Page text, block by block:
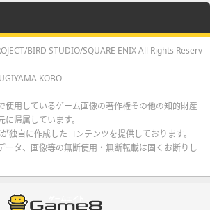
BIRD STUDIO/SQUARE ENIX All Rights Reserv
KOBO
使用しているゲーム画像の著作権その他の知的財産
帰属しています。
独自に作成したコンテンツを提供しております。
ータ、画像等の無断使用・無断転載は固くお断りし